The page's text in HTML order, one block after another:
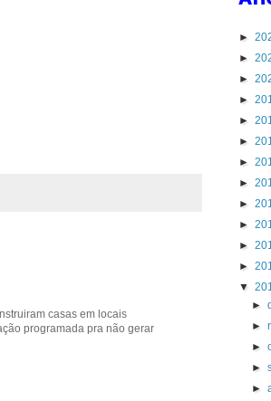
casas em locais
programada pra não gerar
►
►
►
►
►
►
►
►
►
►
►
►
▼
►
►
►
►
►